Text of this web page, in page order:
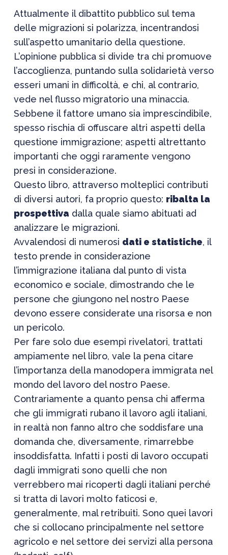
Attualmente il dibattito pubblico sul tema
delle migrazioni si polarizza, incentrandosi
sull’aspetto umanitario della questione.
L’opinione pubblica si divide tra chi promuove
l’accoglienza, puntando sulla solidarietà verso
esseri umani in difficoltà, e chi, al contrario,
vede nel flusso migratorio una minaccia.
Sebbene il fattore umano sia imprescindibile,
spesso rischia di offuscare altri aspetti della
questione immigrazione; aspetti altrettanto
importanti che oggi raramente vengono
presi in considerazione.
Questo libro, attraverso molteplici contributi
di diversi autori, fa proprio questo: ribalta la
prospettiva dalla quale siamo abituati ad
analizzare le migrazioni.
Avvalendosi di numerosi dati e statistiche, il
testo prende in considerazione
l’immigrazione italiana dal punto di vista
economico e sociale, dimostrando che le
persone che giungono nel nostro Paese
devono essere considerate una risorsa e non
un pericolo.
Per fare solo due esempi rivelatori, trattati
ampiamente nel libro, vale la pena citare
l’importanza della manodopera immigrata nel
mondo del lavoro del nostro Paese.
Contrariamente a quanto pensa chi afferma
che gli immigrati rubano il lavoro agli italiani,
in realtà non fanno altro che soddisfare una
domanda che, diversamente, rimarrebbe
insoddisfatta. Infatti i posti di lavoro occupati
dagli immigrati sono quelli che non
verrebbero mai ricoperti dagli italiani perché
si tratta di lavori molto faticosi e,
generalmente, mal retribuiti. Sono quei lavori
che si collocano principalmente nel settore
agricolo e nel settore dei servizi alla persona